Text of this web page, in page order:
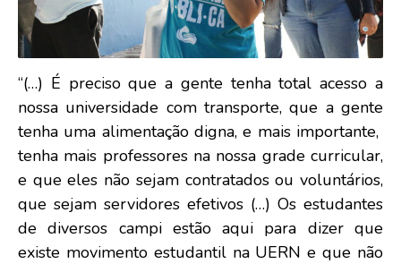
“(…) É preciso que a gente tenha total acesso a
nossa universidade com transporte, que a gente
tenha uma alimentação digna, e mais importante,
tenha mais professores na nossa grade curricular,
e que eles não sejam contratados ou voluntários,
que sejam servidores efetivos (…) Os estudantes
de diversos campi estão aqui para dizer que
existe movimento estudantil na UERN e que não